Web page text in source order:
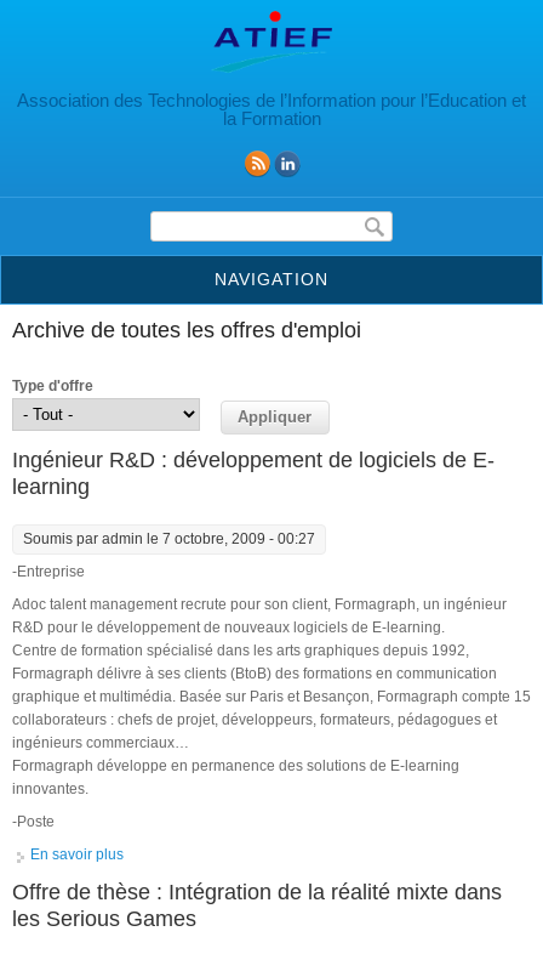
Association des Technologies de l’Information pour l’Education et
la Formation
Formulaire de recherche
NAVIGATION
Archive de toutes les offres d'emploi
Type d'offre
Ingénieur R&D : développement de logiciels de E-
learning
Soumis par admin le 7 octobre, 2009 - 00:27
-Entreprise
Adoc talent management recrute pour son client, Formagraph, un ingénieur
R&D pour le développement de nouveaux logiciels de E-learning.
Centre de formation spécialisé dans les arts graphiques depuis 1992,
Formagraph délivre à ses clients (BtoB) des formations en communication
graphique et multimédia. Basée sur Paris et Besançon, Formagraph compte 15
collaborateurs : chefs de projet, développeurs, formateurs, pédagogues et
ingénieurs commerciaux…
Formagraph développe en permanence des solutions de E-learning
innovantes.
-Poste
En savoir plus
Offre de thèse : Intégration de la réalité mixte dans
les Serious Games